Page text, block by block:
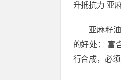
升抵抗力 亚
亚麻籽
的好处： 富
行合成，必